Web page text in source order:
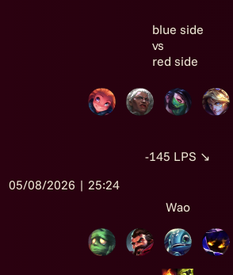
blue side
vs
red side
-145 LPS ↘
05/08/2026 | 25:24
Wao